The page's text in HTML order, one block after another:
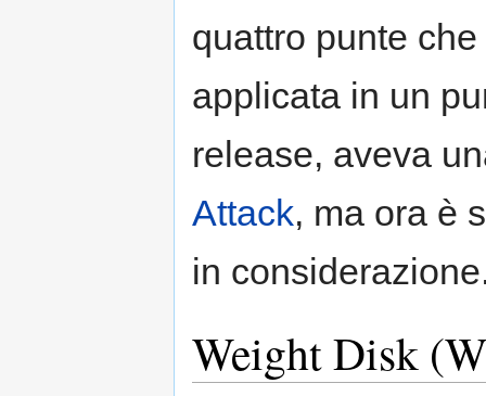
quattro punte
applicata in un
release, aveva
Attack, ma ora è
in
Weight Disk